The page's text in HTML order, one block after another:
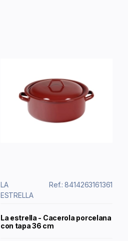
LA
ESTRELLA
Ref.: 8414263161361
La estrella - Cacerola porcelana
con tapa 36 cm